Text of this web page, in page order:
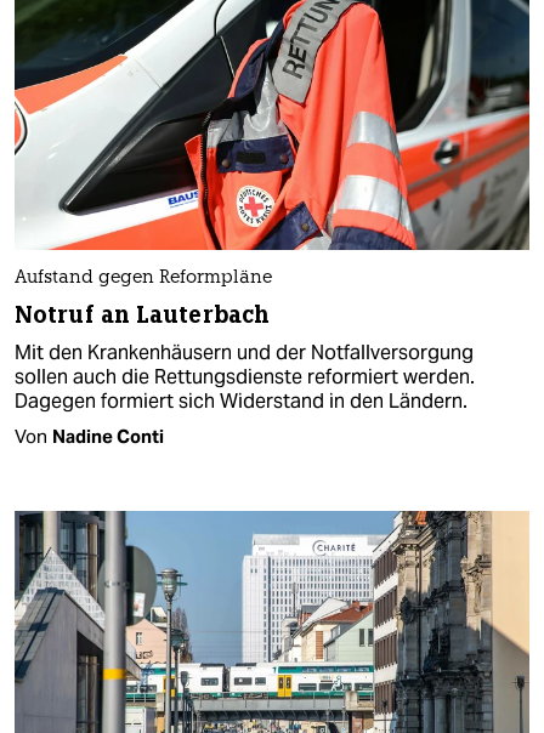
Aufstand gegen Reformpläne
Notruf an Lauterbach
Mit den Krankenhäusern und der Notfallversorgung
sollen auch die Rettungsdienste reformiert werden.
Dagegen formiert sich Widerstand in den Ländern.
Von Nadine Conti